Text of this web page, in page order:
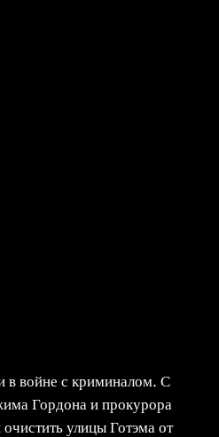
в войне с криминалом. С
Гордона и прокурора
улицы Готэма от